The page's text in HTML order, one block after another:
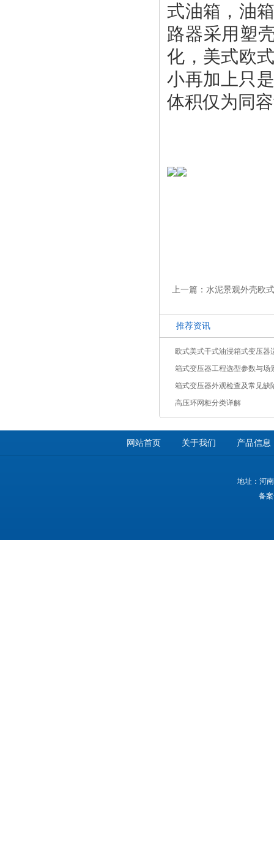
式油箱，油
路器采用塑
化，美式欧
小再加上只
上一篇：水泥景观外壳欧
推荐资讯
欧式美式干式油浸箱式变压器
箱式变压器工程选型参数与场
箱式变压器外观检查及常见缺
高压环网柜分类详解
网站首页 关于我们 产品信息
地址：河
备